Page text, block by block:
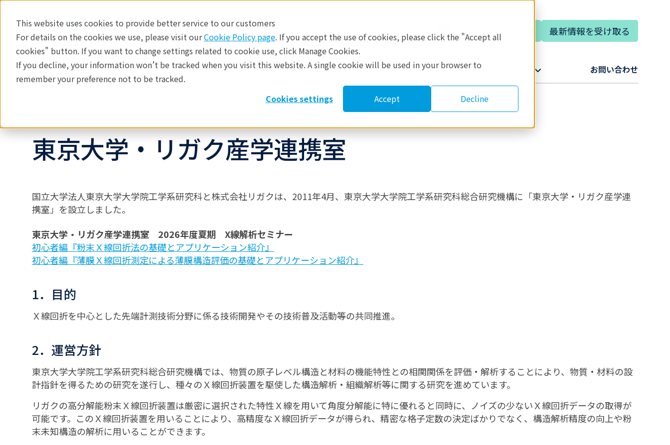
This website uses cookies to provide better service to our customers
For details on the cookies we use, please visit ourCookie Policy page. If you accept the use of cookies, please click the "Accept all
cookies" button. If you want to change settings related to cookie use, click Manage Cookies.
If you decline, your information won’t be tracked when you visit this website. A single cookie will be used in your browser to
remember your preference not to be tracked.
Cookies settings
Accept Decline
専門家に相談する 最新情報を受け取る
製品 産業分野​ 分析手法​ 参考資料 修理・サポート リガクについて​ お問い合わせ​
東京大学・リガク産学連携室
国立大学法人東京大学大学院工学系研究科と株式会社リガクは、2011年4月、東京大学大学院工学系研究科総合研究機構に「東京大学・リガク産学連
携室」を設立しました。
東京大学・リガク産学連携室 2026年度夏期 X線解析セミナー
初心者編『粉末Ｘ線回折法の基礎とアプリケーション紹介』
初心者編『薄膜Ｘ線回折測定による薄膜構造評価の基礎とアプリケーション紹介』
1．目的
Ｘ線回折を中心とした先端計測技術分野に係る技術開発やその技術普及活動等の共同推進。
2．運営方針
東京大学大学院工学系研究科総合研究機構では、物質の原子レベル構造と材料の機能特性との相関関係を評価・解析することにより、物質・材料の設
計指針を得るための研究を遂行し、種々のＸ線回折装置を駆使した構造解析・組織解析等に関する研究を進めています。
リガクの高分解能粉末Ｘ線回折装置は厳密に選択された特性Ｘ線を用いて角度分解能に特に優れると同時に、ノイズの少ないＸ線回折データの取得が
可能です。このＸ線回折装置を用いることにより、高精度なＸ線回折データが得られ、精密な格子定数の決定ばかりでなく、構造解析精度の向上や粉
末未知構造の解析に用いることができます。